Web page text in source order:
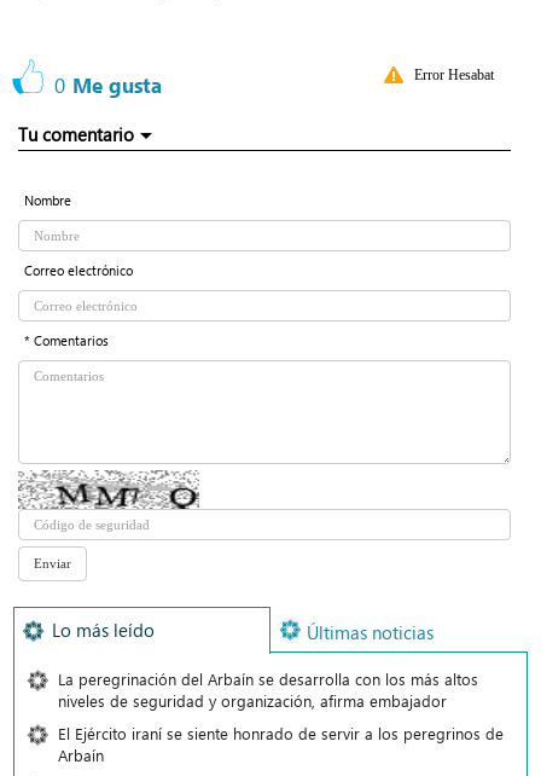
0 Me gusta Error Hesabat
Tu comentario
Nombre
Correo electrónico
* Comentarios
Lo más leído Últimas noticias
La peregrinación del Arbaín se desarrolla con los más altos
niveles de seguridad y organización, afirma embajador
El Ejército iraní se siente honrado de servir a los peregrinos de
Arbaín